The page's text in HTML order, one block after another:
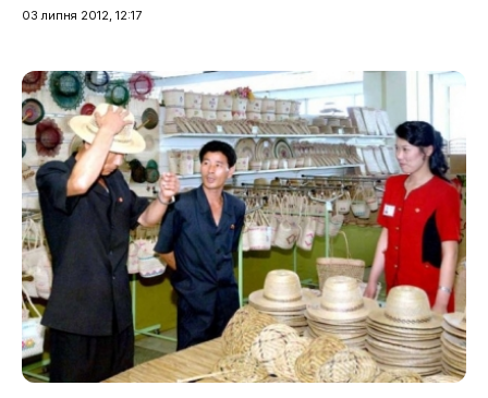
03 липня 2012, 12:17